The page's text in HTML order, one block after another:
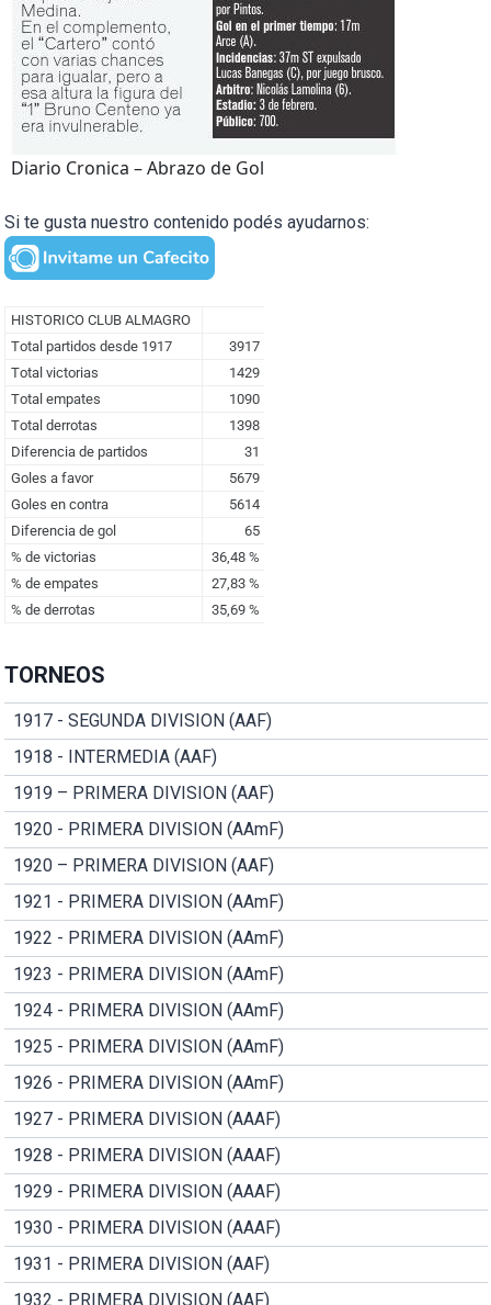
Diario Cronica – Abrazo de Gol
Si te gusta nuestro contenido podés ayudarnos:
TORNEOS
1917 - SEGUNDA DIVISION (AAF)
1918 - INTERMEDIA (AAF)
1919 – PRIMERA DIVISION (AAF)
1920 - PRIMERA DIVISION (AAmF)
1920 – PRIMERA DIVISION (AAF)
1921 - PRIMERA DIVISION (AAmF)
1922 - PRIMERA DIVISION (AAmF)
1923 - PRIMERA DIVISION (AAmF)
1924 - PRIMERA DIVISION (AAmF)
1925 - PRIMERA DIVISION (AAmF)
1926 - PRIMERA DIVISION (AAmF)
1927 - PRIMERA DIVISION (AAAF)
1928 - PRIMERA DIVISION (AAAF)
1929 - PRIMERA DIVISION (AAAF)
1930 - PRIMERA DIVISION (AAAF)
1931 - PRIMERA DIVISION (AAF)
1932 - PRIMERA DIVISION (AAF)